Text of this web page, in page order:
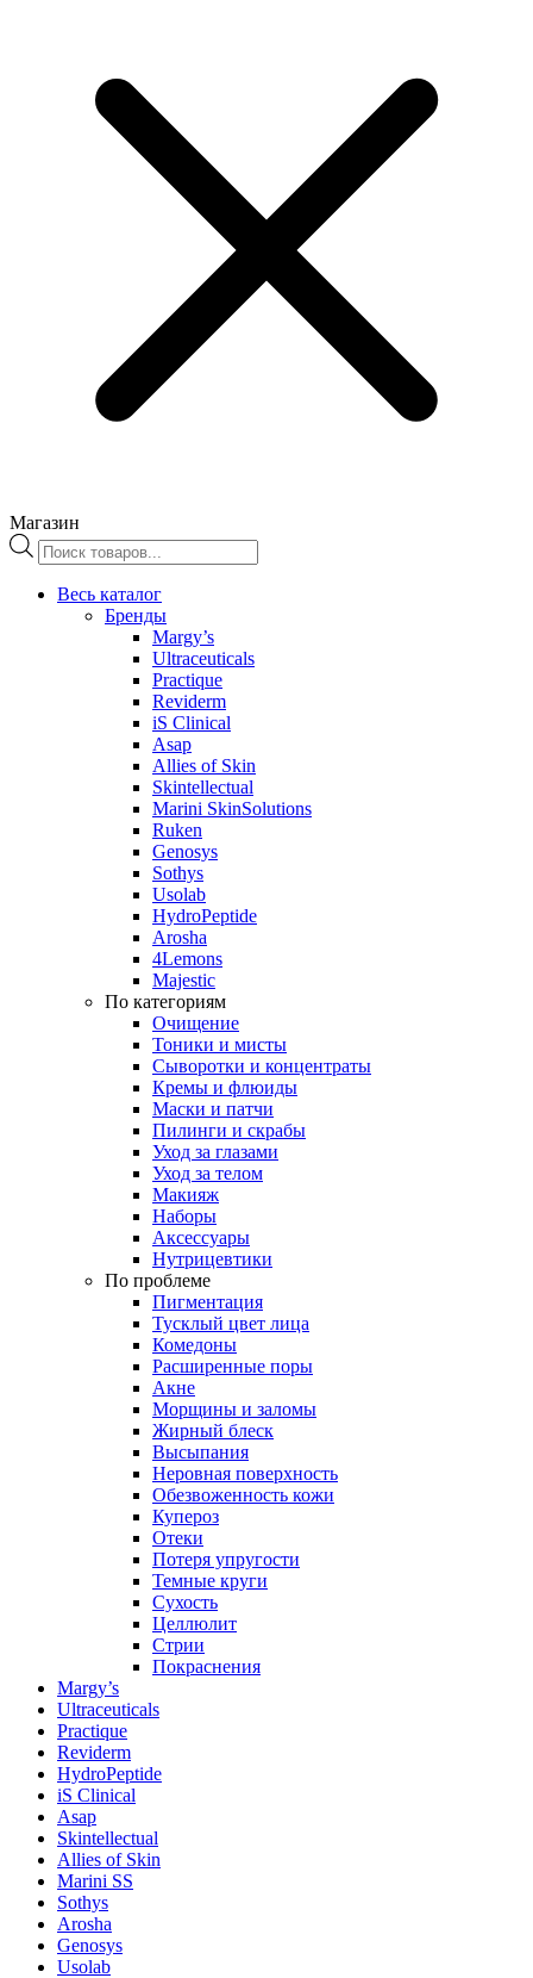
Магазин
Поиск
товаров
Весь каталог
Бренды
Margy’s
Ultraceuticals
Practique
Reviderm
iS Clinical
Asap
Allies of Skin
Skintellectual
Marini SkinSolutions
Ruken
Genosys
Sothys
Usolab
HydroPeptide
Arosha
4Lemons
Majestic
По категориям
Очищение
Тоники и мисты
Сыворотки и концентраты
Кремы и флюиды
Маски и патчи
Пилинги и скрабы
Уход за глазами
Уход за телом
Макияж
Наборы
Аксессуары
Нутрицевтики
По проблеме
Пигментация
Тусклый цвет лица
Комедоны
Расширенные поры
Акне
Морщины и заломы
Жирный блеск
Высыпания
Неровная поверхность
Обезвоженность кожи
Купероз
Отеки
Потеря упругости
Темные круги
Сухость
Целлюлит
Стрии
Покраснения
Margy’s
Ultraceuticals
Practique
Reviderm
HydroPeptide
iS Clinical
Asap
Skintellectual
Allies of Skin
Marini SS
Sothys
Arosha
Genosys
Usolab